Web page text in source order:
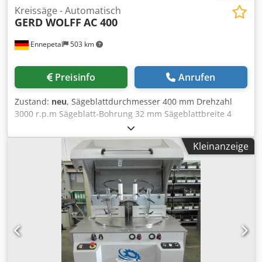
Ennepetal 503 km
Kreissäge - Automatisch
GERD WOLFF AC 400
Preisinfo Anrufen
Zustand: neu, Sägeblattdurchmesser 400 mm Drehzahl
3000 r.p.m Sägeblatt-Bohrung 32 mm Sägeblattbreite 4
mm Steuerung NC Gesamtleistungsbedarf 1,5-2 kW
Maschinengewicht ca. 162 kg Raumbedarf ca. 740 x 780 x
1350 mm Die Gerd Wolff AC 400 ist eine automatische
Aluminium-Schneidemaschine welche für unsere
Vertriebsmarke "GERD WOLLF Maschinenfabrik", von
einem renommierten Hersteller aus der Türkei gefertigt
wird. Standardzubehör Csdpoy S Dwwefx Aftjha
Befestigungspunkte für 15° - 22,5° - 30° - 45° - 67,5°
Feststellgriff zur Arretierung bei Zwischenwinkeln -
Einstellbare Schnittgeschwindigkeit für verschiedene
Profiltypen - Sägeabdeckung mit Sicherheitsschalter - Säge
Kleinanzeige